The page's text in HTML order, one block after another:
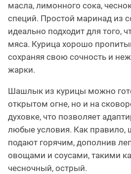
масла, лимонного сока,
специй. Простой маринад из
идеально подходит для того,
мяса. Курица хорошо
сохраняя свою сочность и
жарки.
Шашлык из курицы можно
открытом огне, но и на
духовке, что позволяет
любые условия. Как
подают горячим, дополнив
овощами и соусами, такими
чесночный, острый.